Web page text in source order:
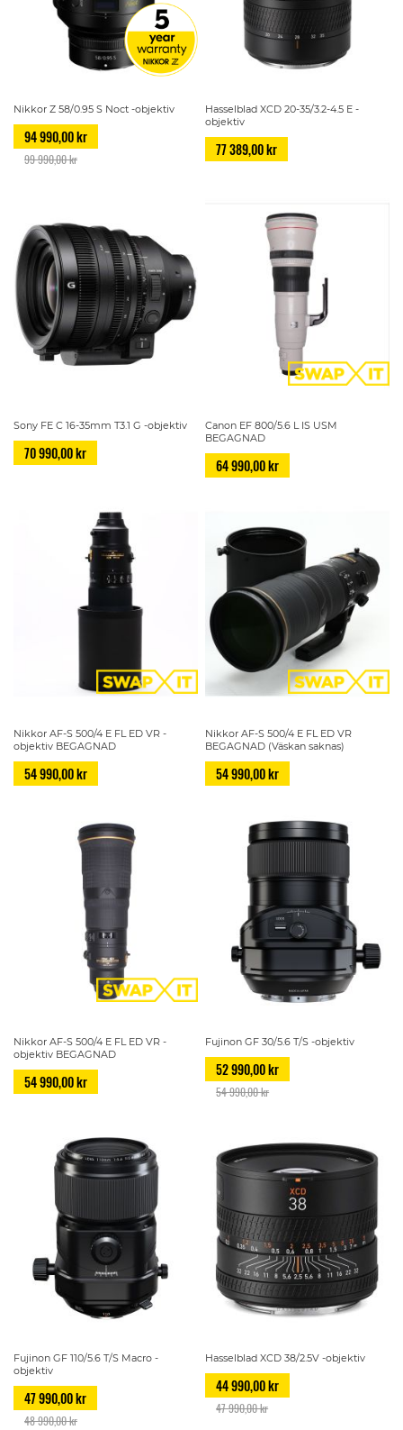
Nikkor Z 58/0.95 S Noct -objektiv
94 990,00 kr
99 990,00 kr
Hasselblad XCD 20-35/3.2-4.5 E -
objektiv
77 389,00 kr
Sony FE C 16-35mm T3.1 G -objektiv
70 990,00 kr
Canon EF 800/5.6 L IS USM
BEGAGNAD
64 990,00 kr
Nikkor AF-S 500/4 E FL ED VR -
objektiv BEGAGNAD
54 990,00 kr
Nikkor AF-S 500/4 E FL ED VR
BEGAGNAD (Väskan saknas)
54 990,00 kr
Nikkor AF-S 500/4 E FL ED VR -
objektiv BEGAGNAD
54 990,00 kr
Fujinon GF 30/5.6 T/S -objektiv
52 990,00 kr
54 990,00 kr
Fujinon GF 110/5.6 T/S Macro -
objektiv
47 990,00 kr
48 990,00 kr
Hasselblad XCD 38/2.5V -objektiv
44 990,00 kr
47 990,00 kr